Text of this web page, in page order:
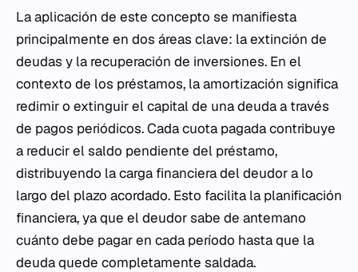
La aplicación de este concepto se manifiesta
principalmente en dos áreas clave: la extinción de
deudas y la recuperación de inversiones. En el
contexto de los préstamos, la amortización significa
redimir o extinguir el capital de una deuda a través
de pagos periódicos. Cada cuota pagada contribuye
a reducir el saldo pendiente del préstamo,
distribuyendo la carga financiera del deudor a lo
largo del plazo acordado. Esto facilita la planificación
financiera, ya que el deudor sabe de antemano
cuánto debe pagar en cada período hasta que la
deuda quede completamente saldada.